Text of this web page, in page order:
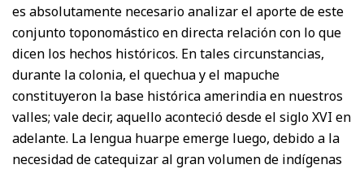
es absolutamente necesario analizar el aporte de este
conjunto toponomástico en directa relación con lo que
dicen los hechos históricos. En tales circunstancias,
durante la colonia, el quechua y el mapuche
constituyeron la base histórica amerindia en nuestros
valles; vale decir, aquello aconteció desde el siglo XVI en
adelante. La lengua huarpe emerge luego, debido a la
necesidad de catequizar al gran volumen de indígenas